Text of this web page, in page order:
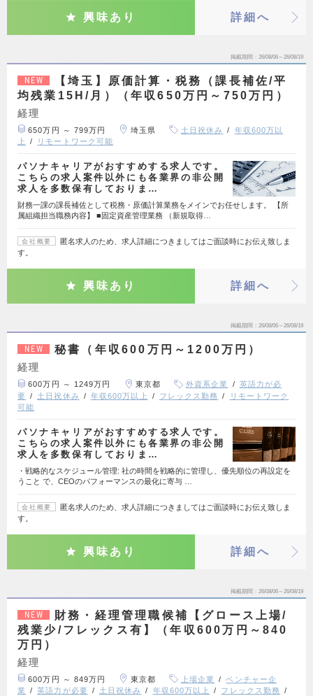
興味あり 詳細へ
掲載期間 26/08/06～26/08/19
NEW
【埼玉】原価計算・税務（課長補佐/平
均残業15H/月）（年収650万円～750万円）
経理
650万円 ～ 799万円 埼玉県 土日祝休み
年収600万以
上
リモートワーク可能
パソナキャリアがおすすめする求人です。
こちらの求人案件以外にも各業界の非公開
求人を多数保有しておりま…
財務一課の課長補佐として税務・原価計算業務をメインでお任せします。 【所
属組織担当職務内容】 ■固定資産管理業務 （新規取得…
会社概要
匿名求人のため、求人詳細につきましてはご面談時にお伝え致しま
す。
興味あり 詳細へ
掲載期間 26/08/06～26/08/19
NEW 秘書（年収600万円～1200万円）
経理
600万円 ～ 1249万円 東京都 外資系企業
英語力が必
要
土日祝休み 年収600万以上 フレックス勤務
リモートワーク
可能
パソナキャリアがおすすめする求人です。
こちらの求人案件以外にも各業界の非公開
求人を多数保有しておりま…
・戦略的なスケジュール管理: 社の時間を戦略的に管理し、優先順位の再設定を
うこと で、CEOのパフォーマンスの最化に寄与 …
会社概要
匿名求人のため、求人詳細につきましてはご面談時にお伝え致しま
す。
興味あり 詳細へ
掲載期間 26/08/06～26/08/19
NEW
財務・経理管理職候補【グロース上場/
残業少/フレックス有】（年収600万円～840
万円）
経理
600万円 ～ 849万円 東京都 上場企業
ベンチャー企
業
英語力が必要 土日祝休み 年収600万以上
フレックス勤務